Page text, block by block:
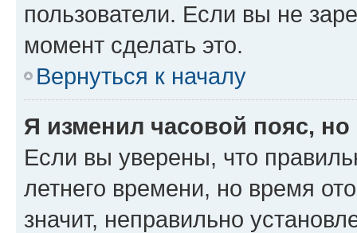
пользователи. Если вы не
момент сделать это.
Вернуться к началу
Я изменил часовой пояс,
Если вы уверены, что
летнего времени, но время
значит, неправильно